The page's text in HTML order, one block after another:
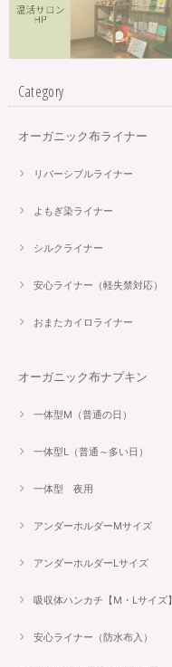
Category
オーガニック布ライナー
リバーシブルライナー
よもぎ染ライナー
シルクライナー
安心ライナー（軽失禁対応）
おまたカイロライナー
オーガニック布ナプキン
一体型M（普通の日）
一体型L（普通～多い日）
一体型 夜用
アンダーホルダーMサイズ
アンダーホルダーLサイズ
吸収体ハンカチ【M・Lサイズ】
安心ライナー（防水布入）